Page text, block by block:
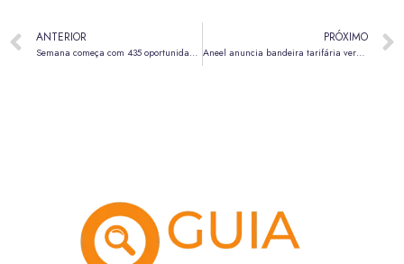
ANTERIOR
Semana começa com 435 oportunidades de emprego nas agências do trabalhador
PRÓXIMO
Aneel anuncia bandeira tarifária verde na conta de luz em janeiro de 2026